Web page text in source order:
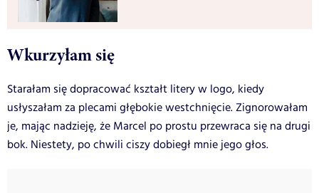
Wkurzyłam się
Starałam się dopracować kształt litery w logo, kiedy
usłyszałam za plecami głębokie westchnięcie. Zignorowałam
je, mając nadzieję, że Marcel po prostu przewraca się na drugi
bok. Niestety, po chwili ciszy dobiegł mnie jego głos.